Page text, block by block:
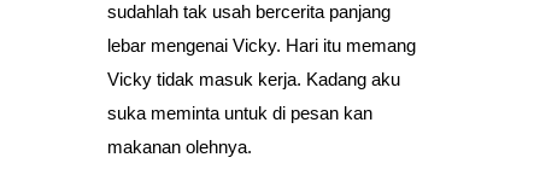
sudahlah tak usah bercerita panjang
lebar mengenai Vicky. Hari itu memang
Vicky tidak masuk kerja. Kadang aku
suka meminta untuk di pesan kan
makanan olehnya.